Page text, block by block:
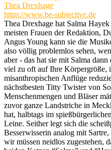
Thea Drexhage
https://www.be-subjective.de
Thea Drexhage hat Salma
meisten Frauen der Redaktion,
Angus Young kann sie die
also völlig problemlos sehen,
aber - das hat sie mit Salma
viel zu oft auf Ihre Körpergröße,
misanthropischen Anflüge
nächstbesten Titty Twister von
Menschenmengen und Bläser
zuvor ganze Landstriche in
hat, halbtags im
Leine. Seither legt sich die
Besserwisserin analog mit
wir müssen neidlos zugestehen,